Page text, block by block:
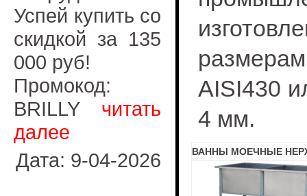
Успей купить со
скидкой за 135
000 руб!
Промокод:
BRILLY читать
далее
Дата: 9-04-2026
AISI430
4 мм.
ВАННЫ МОЕЧНЫЕ